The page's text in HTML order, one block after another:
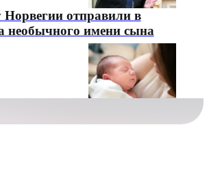
отправили в
необычного имени сына